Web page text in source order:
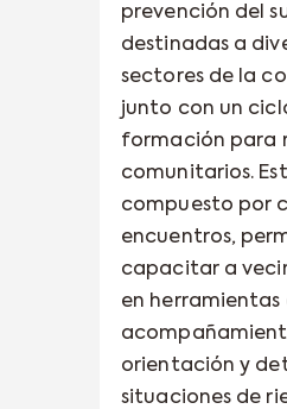
prevención del
destinadas a
sectores de la
junto con un
formación para
comunitarios.
compuesto por
encuentros,
capacitar a
en herramientas
orientación y
situaciones de